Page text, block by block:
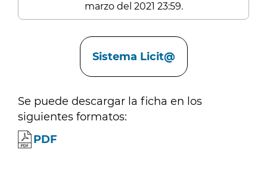
marzo del 2021 23:59.
Sistema Licit@
Se puede descargar la ficha en los
siguientes formatos:
PDF